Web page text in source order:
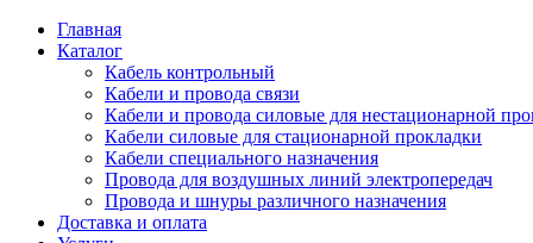
Главная
Каталог
Кабель контрольный
Кабели и провода связи
Кабели и провода силовые для нестационарной
Кабели силовые для стационарной прокладки
Кабели специального назначения
Провода для воздушных линий электропередач
Провода и шнуры различного назначения
Доставка и оплата